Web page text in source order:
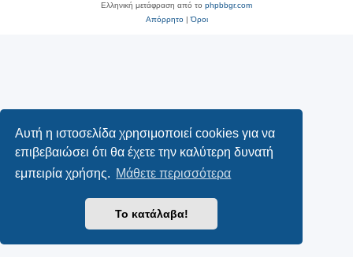
Αυτή η ιστοσελίδα χρησιμοποιεί cookies για να
επιβεβαιώσει ότι θα έχετε την καλύτερη δυνατή
εμπειρία χρήσης. Μάθετε περισσότερα
Το κατάλαβα!
Ελληνική μετάφραση από το phpbbgr.com
Απόρρητο|Όροι